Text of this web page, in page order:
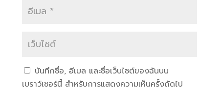
บันทึกชื่อ, อีเมล และชื่อเว็บไซต์ของฉันบน
เบราว์เซอร์นี้ สำหรับการแสดงความเห็นครั้งถัดไป